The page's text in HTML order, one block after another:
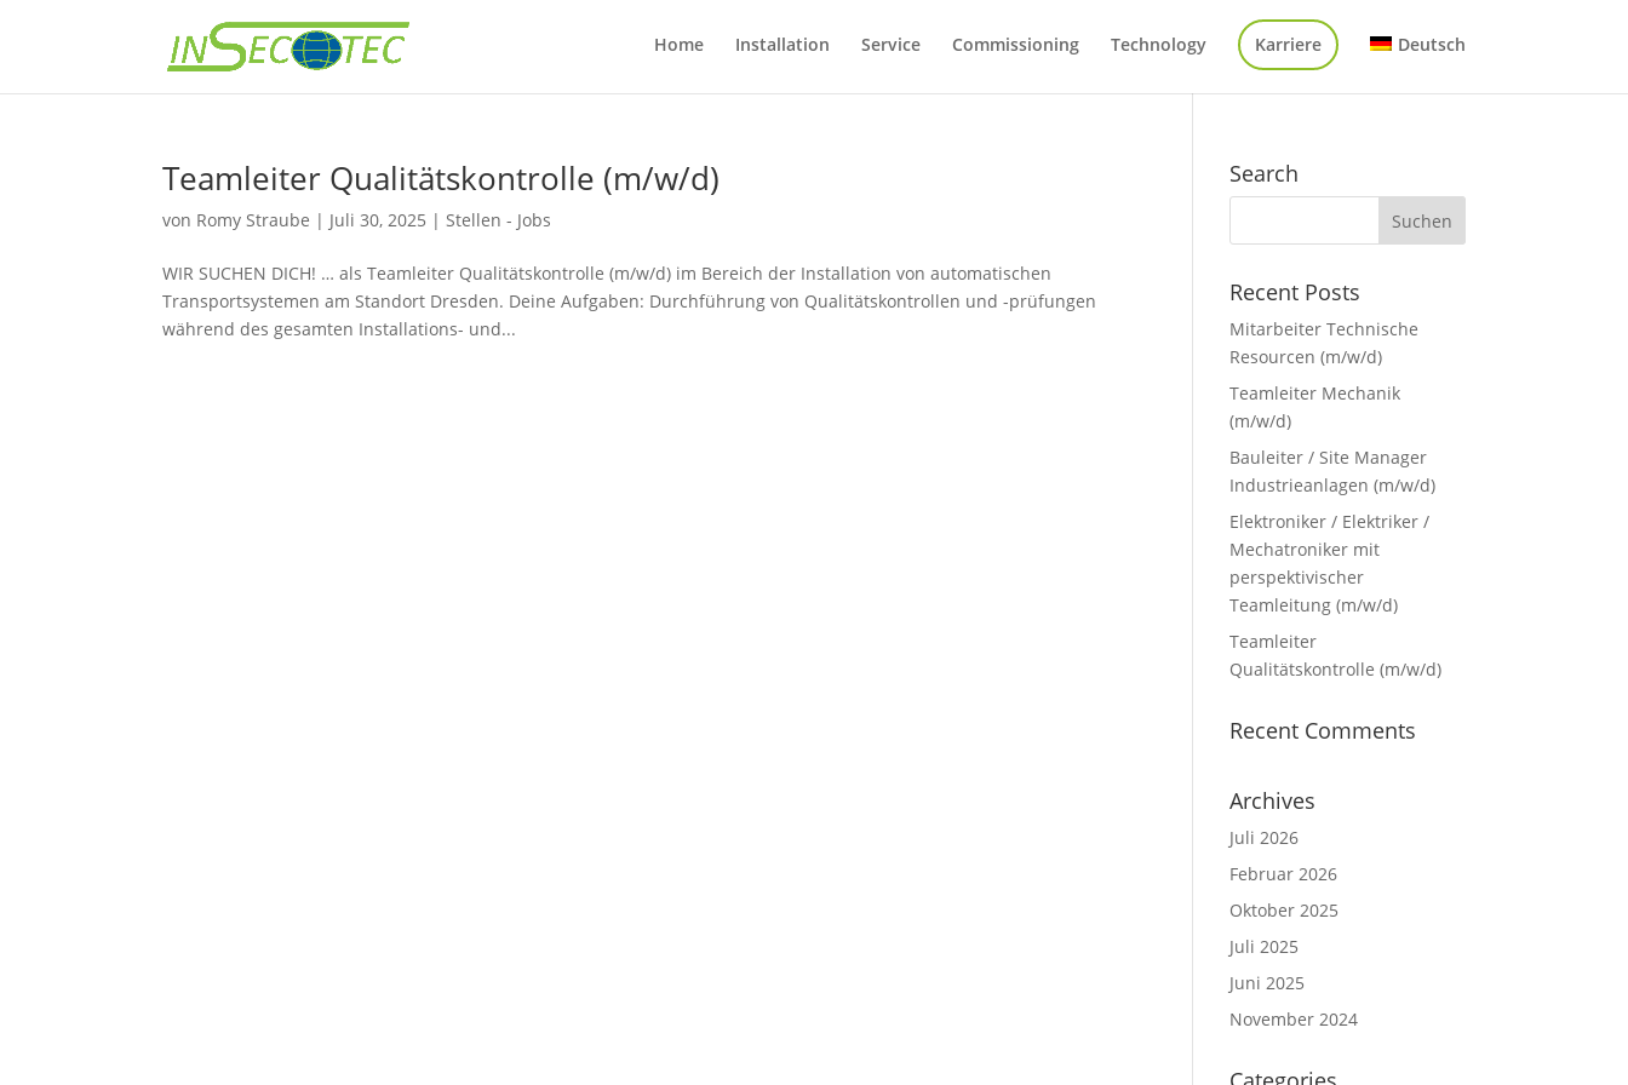
Home Installation Service Commissioning Technology Karriere Deutsch
Teamleiter Qualitätskontrolle (m/w/d)
von Romy Straube | Juli 30, 2025 |Stellen - Jobs
WIR SUCHEN DICH! … als Teamleiter Qualitätskontrolle (m/w/d) im Bereich der Installation von automatischen
Transportsystemen am Standort Dresden. Deine Aufgaben: Durchführung von Qualitätskontrollen und -prüfungen
während des gesamten Installations- und...
Search
Recent Posts
Mitarbeiter Technische
Resourcen (m/w/d)
Teamleiter Mechanik
(m/w/d)
Bauleiter / Site Manager
Industrieanlagen (m/w/d)
Elektroniker / Elektriker /
Mechatroniker mit
perspektivischer
Teamleitung (m/w/d)
Teamleiter
Qualitätskontrolle (m/w/d)
Recent Comments
Archives
Juli 2026
Februar 2026
Oktober 2025
Juli 2025
Juni 2025
November 2024